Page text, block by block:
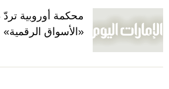
محكمة أوروبية
«الأسواق الرقمية»